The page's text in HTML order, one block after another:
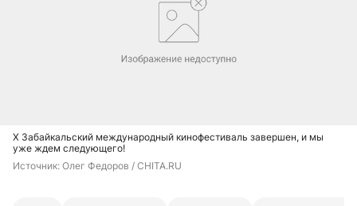
X Забайкальский международный кинофестиваль завершен, и мы
уже ждем следующего!
Источник: Олег Федоров / CHITA.RU